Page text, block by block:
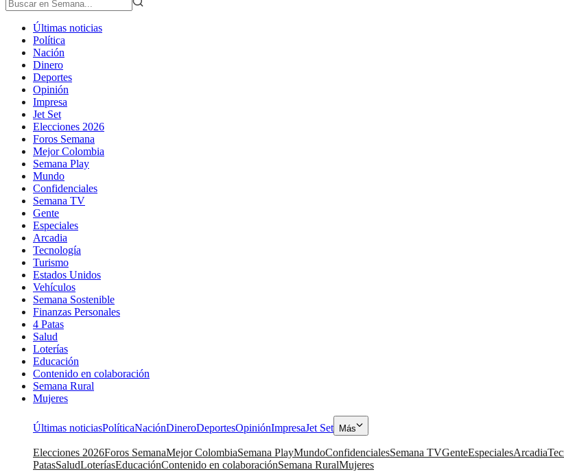
Últimas noticias
Política
Nación
Dinero
Deportes
Opinión
Impresa
Jet Set
Elecciones 2026
Foros Semana
Mejor Colombia
Semana Play
Mundo
Confidenciales
Semana TV
Gente
Especiales
Arcadia
Tecnología
Turismo
Estados Unidos
Vehículos
Semana Sostenible
Finanzas Personales
4 Patas
Salud
Loterías
Educación
Contenido en colaboración
Semana Rural
Mujeres
Últimas noticiasPolíticaNaciónDineroDeportesOpiniónImpresaJet Set Más
Elecciones 2026Foros SemanaMejor ColombiaSemana PlayMundoConfidencialesSemana TVGenteEspecialesArcadia
PatasSaludLoteríasEducaciónContenido en colaboraciónSemana RuralMujeres